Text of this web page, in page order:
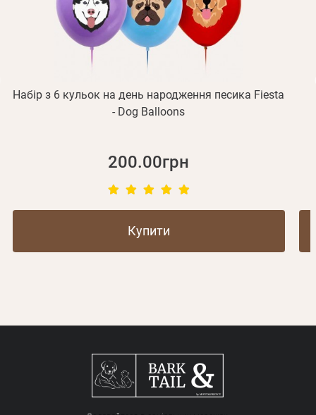
Набір з 6 кульок на день народження песика Fiesta
- Dog Balloons
200.00грн
Купити
Відправити
Реєстрація
або з допомогою
Зареєструватися
Згадали пароль?